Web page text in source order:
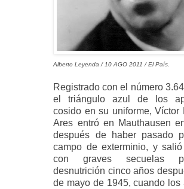
Alberto Leyenda / 10 AGO 2011 / El País.
Registrado con el número
el triángulo azul de los
cosido en su uniforme, Víctor
Ares entró en Mauthausen
después de haber pasado
campo de exterminio, y
con graves secuelas
desnutrición cinco años
de mayo de 1945, cuando los